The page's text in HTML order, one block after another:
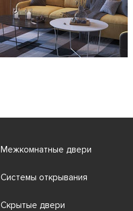
Межкомнатные двери
Системы открывания
Скрытые двери